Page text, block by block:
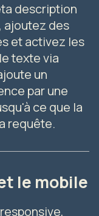
description
ajoutez des
et activez les
texte via
un
par une
ce que la
requête.
le mobile